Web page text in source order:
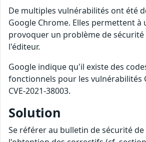
De multiples vulnérabilités ont été
Google Chrome. Elles permettent
provoquer un problème de
l'éditeur.
Google indique qu'il existe des
fonctionnels pour les vulnérabilités
CVE-2021-38003.
Solution
Se référer au bulletin de sécurité